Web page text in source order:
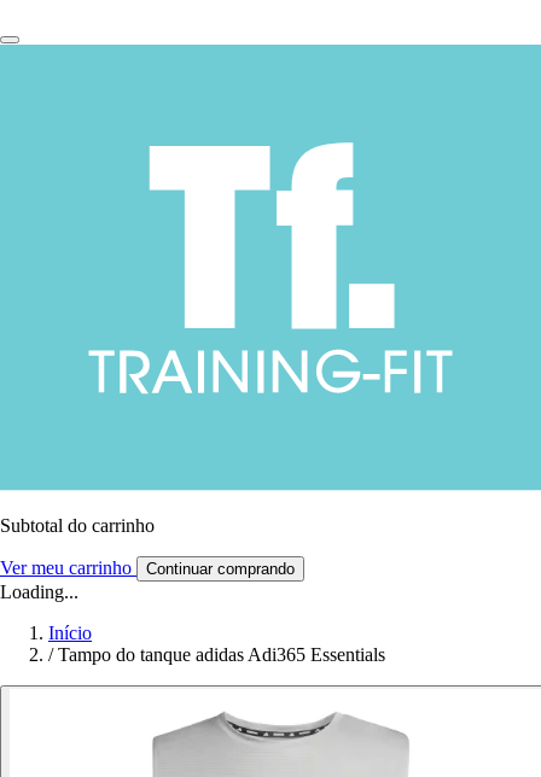
Subtotal do carrinho
Ver meu carrinho Continuar comprando
Loading...
Início
/ Tampo do tanque adidas Adi365 Essentials